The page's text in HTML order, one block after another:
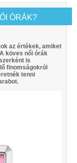
ÓRÁK?
az értékek, amiket
köves női órák
is
finomságokról
tenni